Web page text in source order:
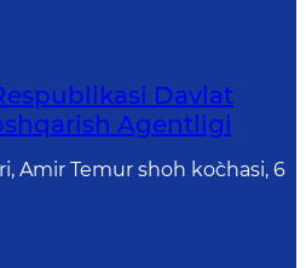
Davlat
Agentligi
Amir Temur shoh ko`chasi, 6